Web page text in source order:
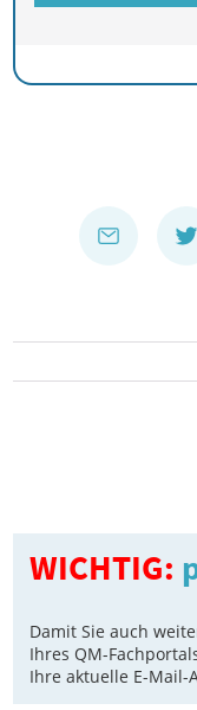
WICHTIG:
Damit Sie auch
Ihres QM-
Ihre aktuelle E-Mail-